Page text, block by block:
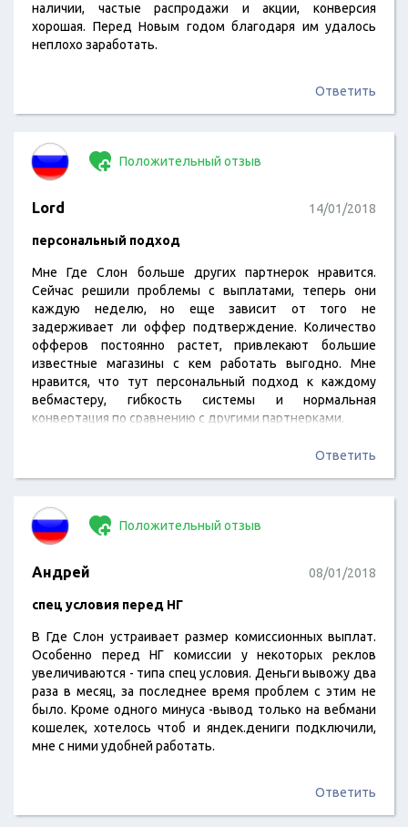
наличии, частые распродажи и акции, конверсия
хорошая. Перед Новым годом благодаря им удалось
неплохо заработать.
Ответить
Положительный отзыв
Lord 14/01/2018
персональный подход
Мне Где Слон больше других партнерок нравится.
Сейчас решили проблемы с выплатами, теперь они
каждую неделю, но еще зависит от того не
задерживает ли оффер подтверждение. Количество
офферов постоянно растет, привлекают большие
известные магазины с кем работать выгодно. Мне
нравится, что тут персональный подход к каждому
вебмастеру, гибкость системы и нормальная
конвертация по сравнению с другими партнерками.
Ответить
Положительный отзыв
Андрей 08/01/2018
спец условия перед НГ
В Где Слон устраивает размер комиссионных выплат.
Особенно перед НГ комиссии у некоторых реклов
увеличиваются - типа спец условия. Деньги вывожу два
раза в месяц, за последнее время проблем с этим не
было. Кроме одного минуса -вывод только на вебмани
кошелек, хотелось чтоб и яндек.дениги подключили,
мне с ними удобней работать.
Ответить